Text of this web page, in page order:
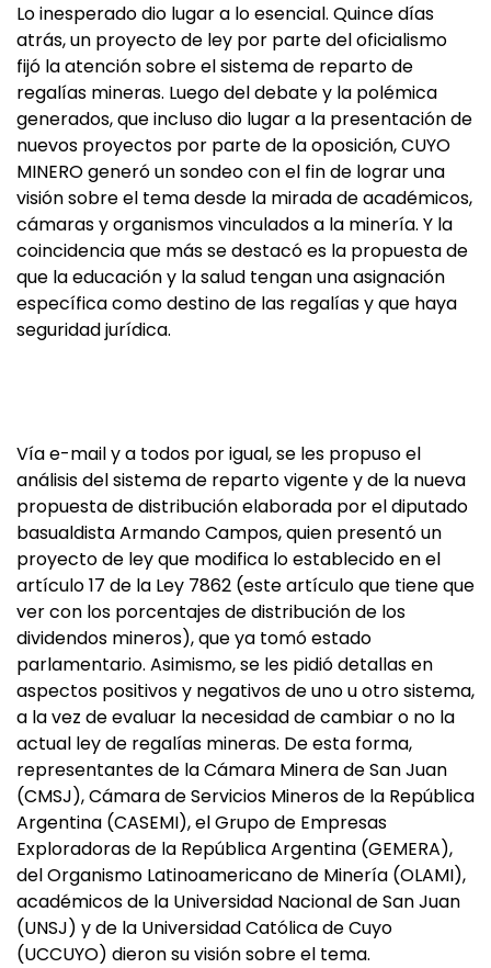
Lo inesperado dio lugar a lo esencial. Quince días
atrás, un proyecto de ley por parte del oficialismo
fijó la atención sobre el sistema de reparto de
regalías mineras. Luego del debate y la polémica
generados, que incluso dio lugar a la presentación de
nuevos proyectos por parte de la oposición, CUYO
MINERO generó un sondeo con el fin de lograr una
visión sobre el tema desde la mirada de académicos,
cámaras y organismos vinculados a la minería. Y la
coincidencia que más se destacó es la propuesta de
que la educación y la salud tengan una asignación
específica como destino de las regalías y que haya
seguridad jurídica.
Vía e-mail y a todos por igual, se les propuso el
análisis del sistema de reparto vigente y de la nueva
propuesta de distribución elaborada por el diputado
basualdista Armando Campos, quien presentó un
proyecto de ley que modifica lo establecido en el
artículo 17 de la Ley 7862 (este artículo que tiene que
ver con los porcentajes de distribución de los
dividendos mineros), que ya tomó estado
parlamentario. Asimismo, se les pidió detallas en
aspectos positivos y negativos de uno u otro sistema,
a la vez de evaluar la necesidad de cambiar o no la
actual ley de regalías mineras. De esta forma,
representantes de la Cámara Minera de San Juan
(CMSJ), Cámara de Servicios Mineros de la República
Argentina (CASEMI), el Grupo de Empresas
Exploradoras de la República Argentina (GEMERA),
del Organismo Latinoamericano de Minería (OLAMI),
académicos de la Universidad Nacional de San Juan
(UNSJ) y de la Universidad Católica de Cuyo
(UCCUYO) dieron su visión sobre el tema.